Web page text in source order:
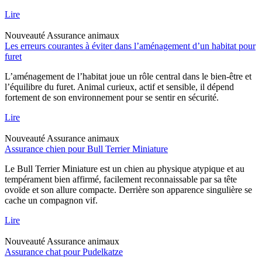
Lire
Nouveauté Assurance animaux
Les erreurs courantes à éviter dans l’aménagement d’un habitat pour
furet
L’aménagement de l’habitat joue un rôle central dans le bien-être et
l’équilibre du furet. Animal curieux, actif et sensible, il dépend
fortement de son environnement pour se sentir en sécurité.
Lire
Nouveauté Assurance animaux
Assurance chien pour Bull Terrier Miniature
Le Bull Terrier Miniature est un chien au physique atypique et au
tempérament bien affirmé, facilement reconnaissable par sa tête
ovoïde et son allure compacte. Derrière son apparence singulière se
cache un compagnon vif.
Lire
Nouveauté Assurance animaux
Assurance chat pour Pudelkatze